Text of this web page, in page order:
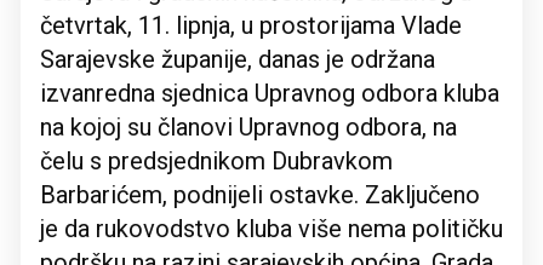
četvrtak, 11. lipnja, u prostorijama Vlade
Sarajevske županije, danas je održana
izvanredna sjednica Upravnog odbora kluba
na kojoj su članovi Upravnog odbora, na
čelu s predsjednikom Dubravkom
Barbarićem, podnijeli ostavke. Zaključeno
je da rukovodstvo kluba više nema političku